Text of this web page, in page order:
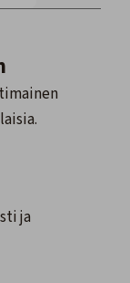
ja